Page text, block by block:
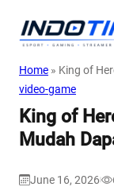
Home » King of
video-game
King of
Mudah
June 16, 2026